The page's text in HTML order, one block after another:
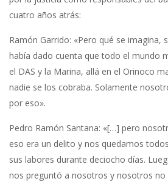
cuatro años atrás:
Ramón Garrido: «Pero qué se imagina,
había dado cuenta que todo el mundo
el DAS y la Marina, allá en el Orinoco
nadie se los cobraba. Solamente
por eso».
Pedro Ramón Santana: «[…] pero
eso era un delito y nos quedamos
sus labores durante deciocho días.
nos preguntó a nosotros y nosotros no